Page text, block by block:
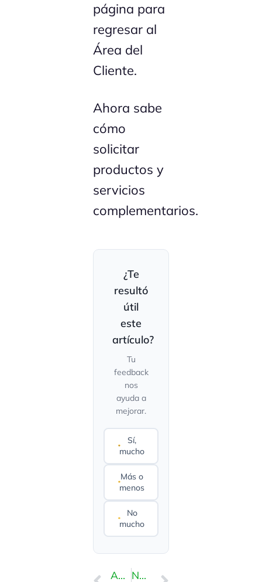
página para
regresar al
Área del
Cliente.
Ahora sabe
cómo
solicitar
productos y
servicios
complementarios.
¿Te
resultó
útil
este
artículo?
Tu
feedback
nos
ayuda a
mejorar.
Sí,
mucho
Más o
menos
No
mucho
ANTERIOR NEXT